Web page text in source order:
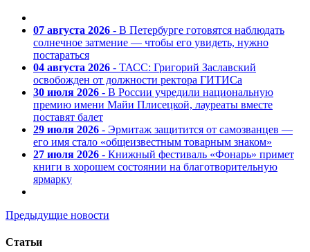
07 августа 2026 - В Петербурге готовятся наблюдать
солнечное затмение — чтобы его увидеть, нужно
постараться
04 августа 2026 - ТАСС: Григорий Заславский
освобожден от должности ректора ГИТИСа
30 июля 2026 - В России учредили национальную
премию имени Майи Плисецкой, лауреаты вместе
поставят балет
29 июля 2026 - Эрмитаж защитится от самозванцев —
его имя стало «общеизвестным товарным знаком»
27 июля 2026 - Книжный фестиваль «Фонарь» примет
книги в хорошем состоянии на благотворительную
ярмарку
Предыдущие новости
Статьи